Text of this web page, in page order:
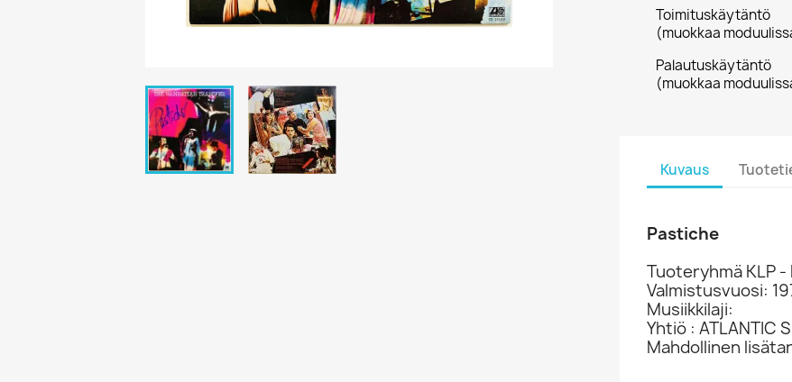
Toimituskäytäntö
(muokkaa
Palautuskäytäntö
(muokkaa
Kuvaus
Pastiche
Tuoteryhmä KLP
Valmistusvuosi:
Musiikkilaji:
Yhtiö : ATLANTIC
Mahdollinen